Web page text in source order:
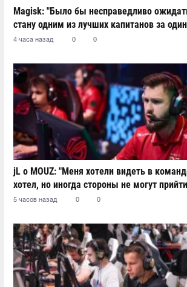
Magisk: "Было бы несправедливо
стану одним из лучших капитанов за
4 часа назад 0 0
jL о MOUZ: "Меня хотели видеть в
хотел, но иногда стороны не могут
5 часов назад 0 0